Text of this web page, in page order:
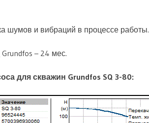
шумов и вибраций в процессе работы.
– 24 мес.
для скважин Grundfos SQ 3-80: